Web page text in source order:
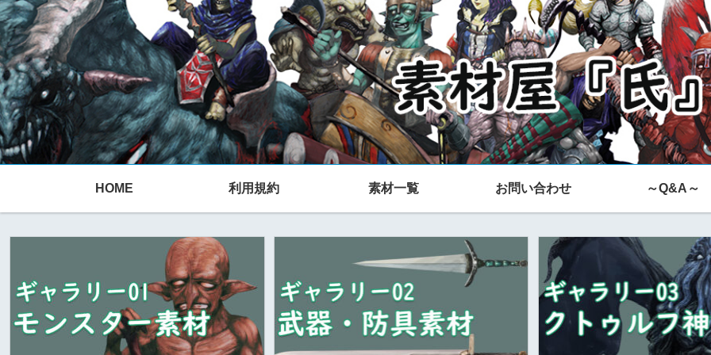
HOME 利用規約 素材一覧 お問い合わせ ～Q&A～